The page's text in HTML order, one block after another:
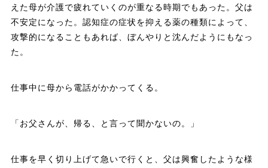
えた母が介護で疲れていくのが重なる時期でもあった。父は
不安定になった。認知症の症状を抑える薬の種類によって、
攻撃的になることもあれば、ぼんやりと沈んだようにもなっ
た。
仕事中に母から電話がかかってくる。
「お父さんが、帰る、と言って聞かないの。」
仕事を早く切り上げて急いで行くと、父は興奮したような様